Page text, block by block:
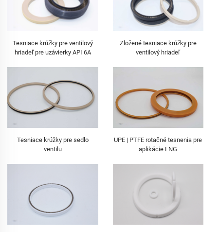
Tesniace krúžky pre ventilový
hriadeľ pre uzávierky API 6A
Zložené tesniace krúžky pre
ventilový hriadeľ
Tesniace krúžky pre sedlo
ventilu
UPE | PTFE rotačné tesnenia pre
aplikácie LNG